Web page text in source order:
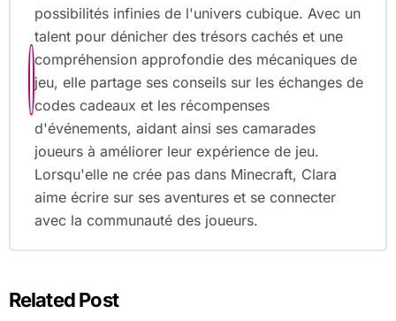
possibilités infinies de l'univers cubique. Avec un
talent pour dénicher des trésors cachés et une
compréhension approfondie des mécaniques de
jeu, elle partage ses conseils sur les échanges de
codes cadeaux et les récompenses
d'événements, aidant ainsi ses camarades
joueurs à améliorer leur expérience de jeu.
Lorsqu'elle ne crée pas dans Minecraft, Clara
aime écrire sur ses aventures et se connecter
avec la communauté des joueurs.
Related Post